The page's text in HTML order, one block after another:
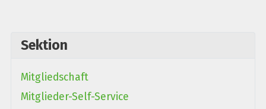
Sektion
Mitgliedschaft
Mitglieder-Self-Service